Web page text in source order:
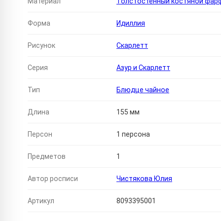
Форма Идиллия
Рисунок Скарлетт
Серия Азур и Скарлетт
Тип Блюдце чайное
Длина 155 мм
Персон 1 персона
Предметов 1
Автор росписи Чистякова Юлия
Артикул 8093395001